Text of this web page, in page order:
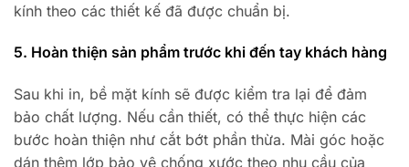
kính theo các thiết kế đã được chuẩn bị.
5. Hoàn thiện sản phẩm trước khi đến tay khách hàng
Sau khi in, bề mặt kính sẽ được kiểm tra lại để đảm
bảo chất lượng. Nếu cần thiết, có thể thực hiện các
bước hoàn thiện như cắt bớt phần thừa. Mài góc hoặc
dán thêm lớp bảo vệ chống xước theo nhu cầu của